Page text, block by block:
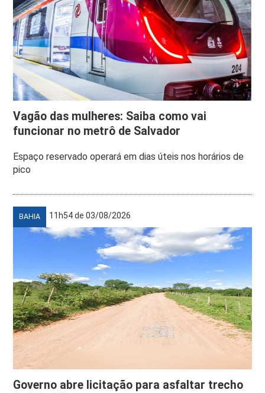
Vagão das mulheres: Saiba como vai
funcionar no metrô de Salvador
Espaço reservado operará em dias úteis nos horários de
pico
BAHIA 11h54 de 03/08/2026
Governo abre licitação para asfaltar trecho